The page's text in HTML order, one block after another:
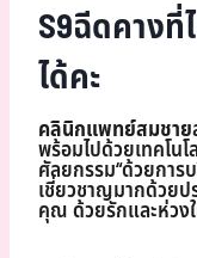
S9ฉีดคางที่
ได้คะ
คลินิกแพทย์สมชาย
พร้อมไปด้วยเทคโน
ศัลยกรรม“ด้วยกา
เชี่ยวชาญมากด้วยป
คุณ ด้วยรักและห่วง